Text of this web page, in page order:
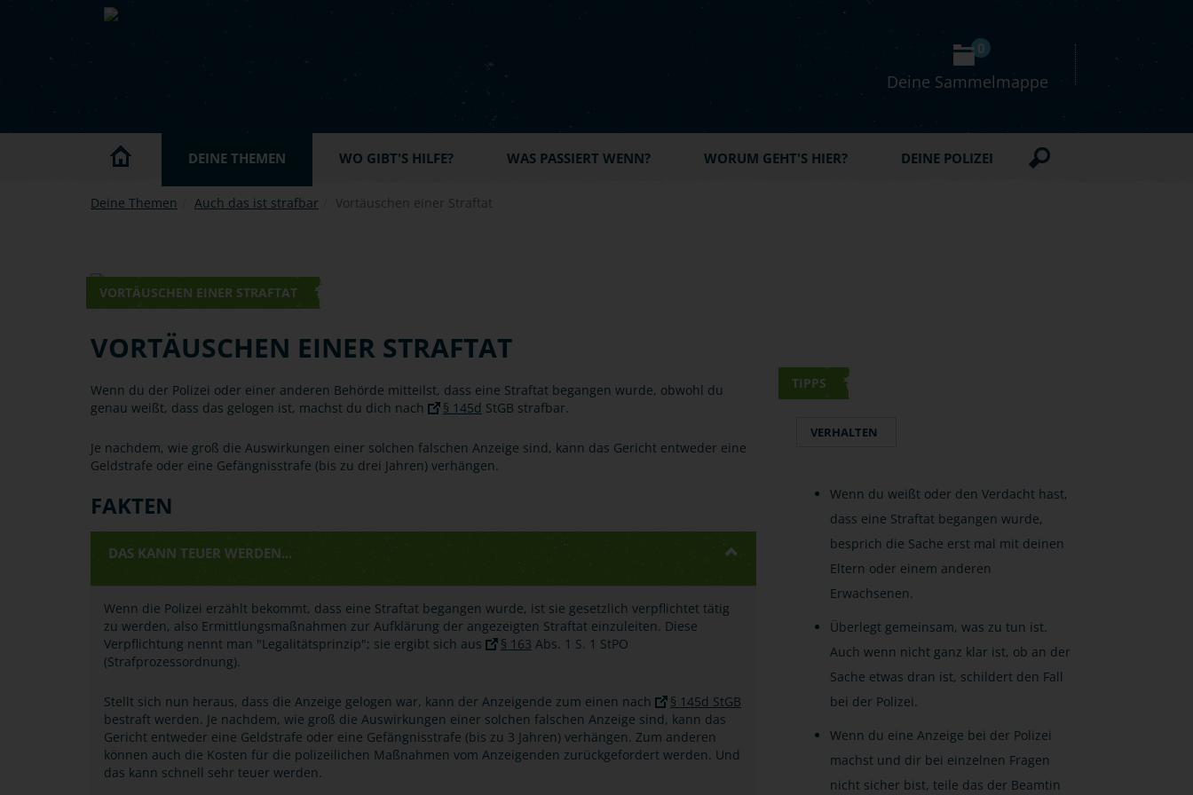
Skip to main content
Deine Sammelmappe
0
DEINE THEMEN WO GIBT'S HILFE? WAS PASSIERT WENN? WORUM GEHT'S HIER? DEINE POLIZEI
Deine Themen Auch das ist strafbar Vortäuschen einer Straftat
VORTÄUSCHEN EINER STRAFTAT
VORTÄUSCHEN EINER STRAFTAT
Wenn du der Polizei oder einer anderen Behörde mitteilst, dass eine Straftat begangen wurde, obwohl du
genau weißt, dass das gelogen ist, machst du dich nach
§ 145d StGB strafbar.
Je nachdem, wie groß die Auswirkungen einer solchen falschen Anzeige sind, kann das Gericht entweder eine
Geldstrafe oder eine Gefängnisstrafe (bis zu drei Jahren) verhängen.
FAKTEN
DAS KANN TEUER WERDEN...
Wenn die Polizei erzählt bekommt, dass eine Straftat begangen wurde, ist sie gesetzlich verpflichtet tätig
zu werden, also Ermittlungsmaßnahmen zur Aufklärung der angezeigten Straftat einzuleiten. Diese
Verpflichtung nennt man "Legalitätsprinzip"; sie ergibt sich aus
§ 163 Abs. 1 S. 1 StPO
(Strafprozessordnung).
Stellt sich nun heraus, dass die Anzeige gelogen war, kann der Anzeigende zum einen nach
§ 145d StGB
bestraft werden. Je nachdem, wie groß die Auswirkungen einer solchen falschen Anzeige sind, kann das
Gericht entweder eine Geldstrafe oder eine Gefängnisstrafe (bis zu 3 Jahren) verhängen. Zum anderen
können auch die Kosten für die polizeilichen Maßnahmen vom Anzeigenden zurückgefordert werden. Und
das kann schnell sehr teuer werden.
TIPPS
VERHALTEN
Wenn du weißt oder den Verdacht hast,
dass eine Straftat begangen wurde,
besprich die Sache erst mal mit deinen
Eltern oder einem anderen
Erwachsenen.
Überlegt gemeinsam, was zu tun ist.
Auch wenn nicht ganz klar ist, ob an der
Sache etwas dran ist, schildert den Fall
bei der Polizei.
Wenn du eine Anzeige bei der Polizei
machst und dir bei einzelnen Fragen
nicht sicher bist, teile das der Beamtin